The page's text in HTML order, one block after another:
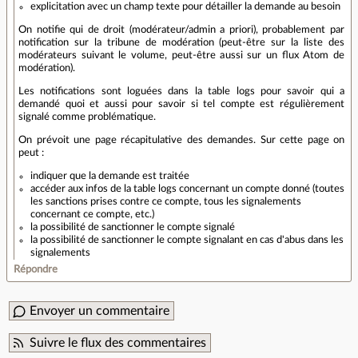
explicitation avec un champ texte pour détailler la demande au besoin
On notifie qui de droit (modérateur/admin a priori), probablement par
notification sur la tribune de modération (peut-être sur la liste des
modérateurs suivant le volume, peut-être aussi sur un flux Atom de
modération).
Les notifications sont loguées dans la table logs pour savoir qui a
demandé quoi et aussi pour savoir si tel compte est régulièrement
signalé comme problématique.
On prévoit une page récapitulative des demandes. Sur cette page on
peut :
indiquer que la demande est traitée
accéder aux infos de la table logs concernant un compte donné (toutes
les sanctions prises contre ce compte, tous les signalements
concernant ce compte, etc.)
la possibilité de sanctionner le compte signalé
la possibilité de sanctionner le compte signalant en cas d'abus dans les
signalements
Répondre
Envoyer un commentaire
Suivre le flux des commentaires